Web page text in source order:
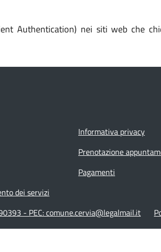
Authentication) nei siti web che
Informativa privacy
Prenotazione
Pagamenti
dei servizi
- PEC: comune.cervia@legalmail.it